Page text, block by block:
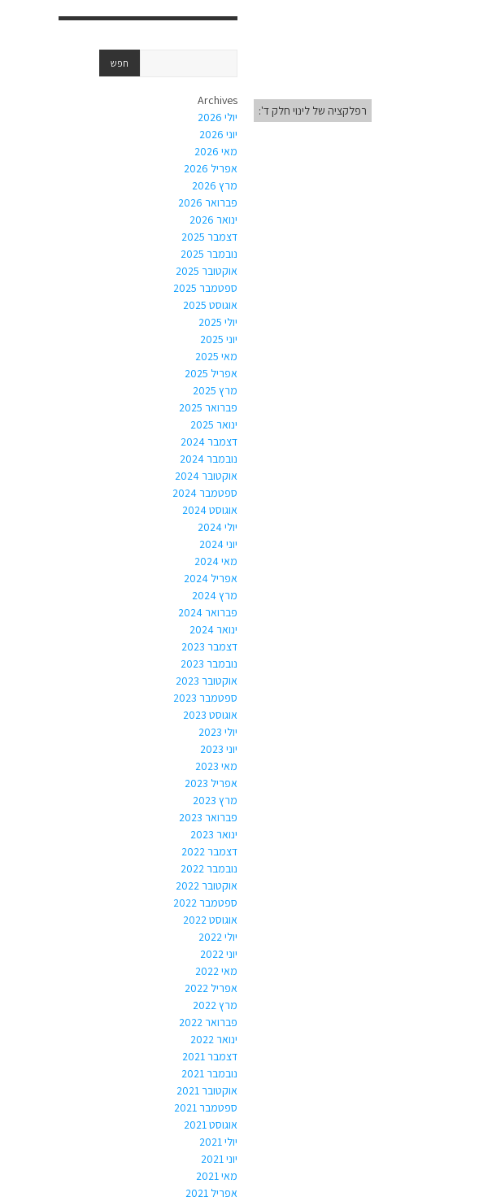
רפלקציה של לינוי חלק ד':
Archives
יולי 2026
יוני 2026
מאי 2026
אפריל 2026
מרץ 2026
פברואר 2026
ינואר 2026
דצמבר 2025
נובמבר 2025
אוקטובר 2025
ספטמבר 2025
אוגוסט 2025
יולי 2025
יוני 2025
מאי 2025
אפריל 2025
מרץ 2025
פברואר 2025
ינואר 2025
דצמבר 2024
נובמבר 2024
אוקטובר 2024
ספטמבר 2024
אוגוסט 2024
יולי 2024
יוני 2024
מאי 2024
אפריל 2024
מרץ 2024
פברואר 2024
ינואר 2024
דצמבר 2023
נובמבר 2023
אוקטובר 2023
ספטמבר 2023
אוגוסט 2023
יולי 2023
יוני 2023
מאי 2023
אפריל 2023
מרץ 2023
פברואר 2023
ינואר 2023
דצמבר 2022
נובמבר 2022
אוקטובר 2022
ספטמבר 2022
אוגוסט 2022
יולי 2022
יוני 2022
מאי 2022
אפריל 2022
מרץ 2022
פברואר 2022
ינואר 2022
דצמבר 2021
נובמבר 2021
אוקטובר 2021
ספטמבר 2021
אוגוסט 2021
יולי 2021
יוני 2021
מאי 2021
אפריל 2021